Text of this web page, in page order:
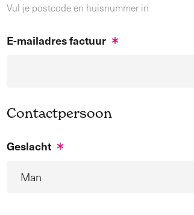
Vul je postcode en huisnummer in
E-mailadres factuur
Contactpersoon
Geslacht